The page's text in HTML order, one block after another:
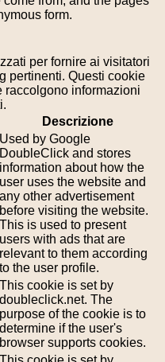
form.
per fornire ai visitatori
pertinenti. Questi cookie
raccolgono informazioni
Descrizione
Used by Google
DoubleClick and stores
information about how the
user uses the website and
any other advertisement
before visiting the website.
This is used to present
users with ads that are
relevant to them according
to the user profile.
This cookie is set by
doubleclick.net. The
purpose of the cookie is to
determine if the user's
browser supports cookies.